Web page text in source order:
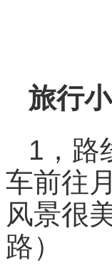
旅行
1，路
车前往
风景很
路）